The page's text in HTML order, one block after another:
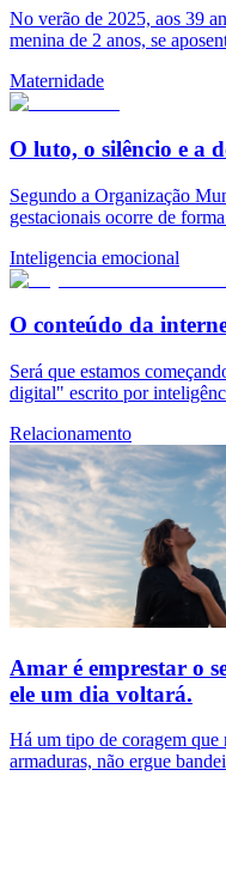
No verão de 2025, aos 39
menina de 2 anos, se
Maternidade
O luto, o silêncio e a
Segundo a Organização
gestacionais ocorre de
Inteligencia emocional
O conteúdo da
Será que estamos
digital" escrito por
Relacionamento
Amar é emprestar o
ele um dia voltará.
Há um tipo de coragem
armaduras, não ergue